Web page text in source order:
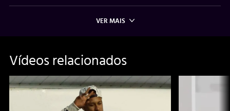
VER MAIS
Vídeos relacionados